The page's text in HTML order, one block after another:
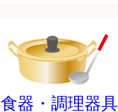
食器・調理器具